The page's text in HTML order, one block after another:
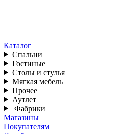
Каталог
Спальни
Гостиные
Столы и стулья
Мягкая мебель
Прочее
Аутлет
Фабрики
Магазины
Покупателям